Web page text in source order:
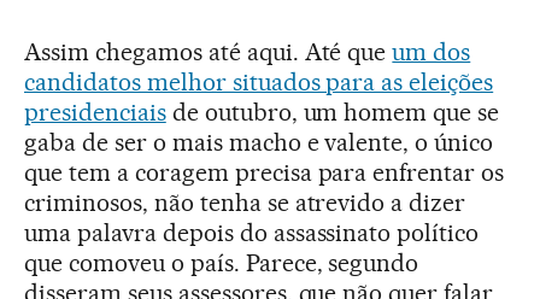
Assim chegamos até aqui. Até queum dos
candidatos melhor situados para as eleições
presidenciaisde outubro, um homem que se
gaba de ser o mais macho e valente, o único
que tem a coragem precisa para enfrentar os
criminosos, não tenha se atrevido a dizer
uma palavra depois do assassinato político
que comoveu o país. Parece, segundo